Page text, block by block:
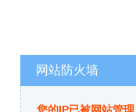
网站防火墙